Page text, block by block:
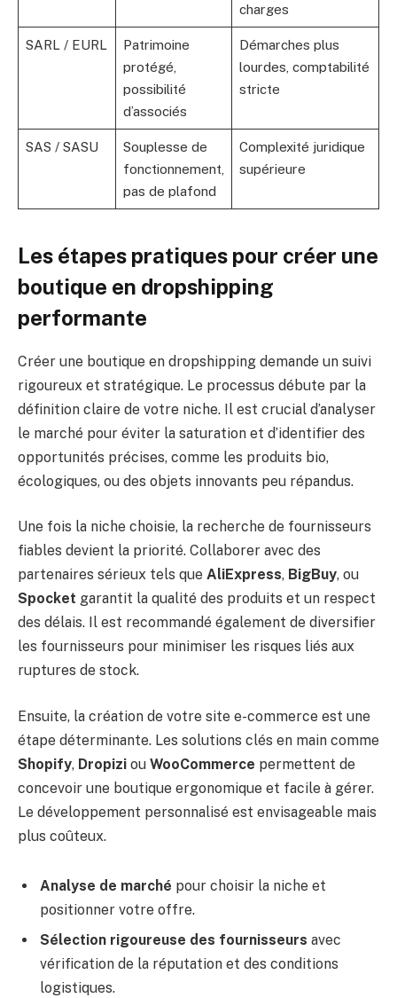
charges
SARL / EURL
Patrimoine
protégé,
possibilité
d’associés
Démarches plus
lourdes, comptabilité
stricte
SAS / SASU
Souplesse de
fonctionnement,
pas de plafond
Complexité juridique
supérieure
Les étapes pratiques pour créer une
boutique en dropshipping
performante
Créer une boutique en dropshipping demande un suivi
rigoureux et stratégique. Le processus débute par la
définition claire de votre niche. Il est crucial d’analyser
le marché pour éviter la saturation et d’identifier des
opportunités précises, comme les produits bio,
écologiques, ou des objets innovants peu répandus.
Une fois la niche choisie, la recherche de fournisseurs
fiables devient la priorité. Collaborer avec des
partenaires sérieux tels que AliExpress, BigBuy, ou
Spocket garantit la qualité des produits et un respect
des délais. Il est recommandé également de diversifier
les fournisseurs pour minimiser les risques liés aux
ruptures de stock.
Ensuite, la création de votre site e-commerce est une
étape déterminante. Les solutions clés en main comme
Shopify, Dropizi ou WooCommerce permettent de
concevoir une boutique ergonomique et facile à gérer.
Le développement personnalisé est envisageable mais
plus coûteux.
Analyse de marché pour choisir la niche et
positionner votre offre.
Sélection rigoureuse des fournisseurs avec
vérification de la réputation et des conditions
logistiques.